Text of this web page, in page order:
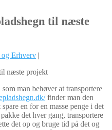
til næste
Erhverv |
man behøver at transportere
finder man den
en for en masse penge i det
det hver gang, transportere
det op og bruge tid på det og